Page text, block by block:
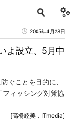
2005年4月28日
よ設立、5月中
ぐことを目的に、
フィッシング対策協
[高橋睦美，ITmedia]